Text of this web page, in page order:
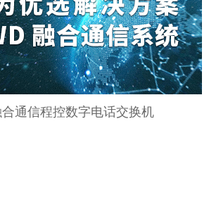
通信程控数字电话交换机